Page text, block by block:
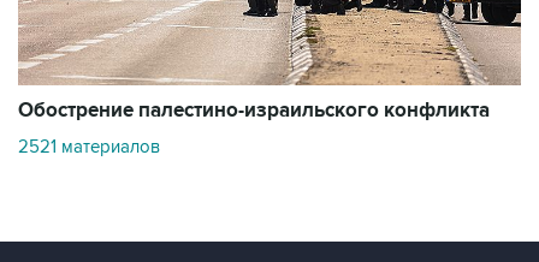
Обострение палестино-израильского конфликта
2521 материалов